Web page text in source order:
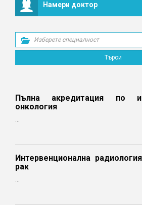
Намери доктор
Пълна акредитация по
онкология
Интервенционална
рак